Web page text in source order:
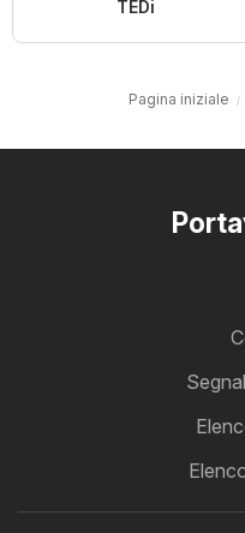
TEDi
Pagina iniziale